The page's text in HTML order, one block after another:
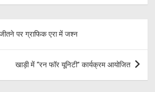
tt
er
at
A
p
p
ar
पर ग्राफिक एरा में जश्न
खाड़ी में “रन फॉर यूनिटी” कार्यक्रम आयोजित